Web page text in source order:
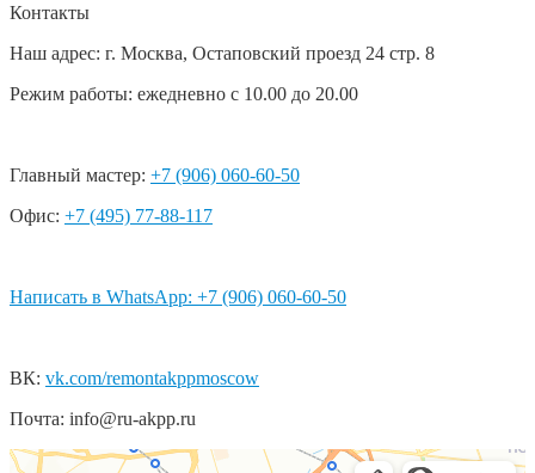
Контакты
Наш адрес: г. Москва, Остаповский проезд 24 стр. 8
Режим работы: ежедневно с 10.00 до 20.00
Главный мастер: +7 (906) 060-60-50
Офис: +7 (495) 77-88-117
Написать в WhatsApp: +7 (906) 060-60-50
ВК: vk.com/remontakppmoscow
Почта: info@ru-akpp.ru